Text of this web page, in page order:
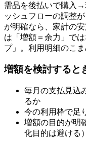
需品を後払いで購入→
ッシュフローの調整
が明確なら、家計の
は「増額＝余力」で
プ」。利用明細のこ
増額を検討すると
毎月の支払見込
るか
今の利用枠で足
増額の目的が明
化目的は避ける）